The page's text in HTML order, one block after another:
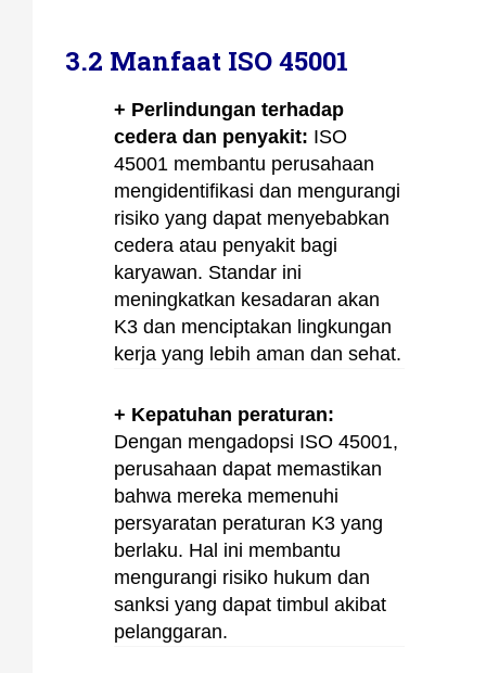
3.2 Manfaat ISO 45001
+ Perlindungan terhadap
cedera dan penyakit: ISO
45001 membantu perusahaan
mengidentifikasi dan mengurangi
risiko yang dapat menyebabkan
cedera atau penyakit bagi
karyawan. Standar ini
meningkatkan kesadaran akan
K3 dan menciptakan lingkungan
kerja yang lebih aman dan sehat.
+ Kepatuhan peraturan:
Dengan mengadopsi ISO 45001,
perusahaan dapat memastikan
bahwa mereka memenuhi
persyaratan peraturan K3 yang
berlaku. Hal ini membantu
mengurangi risiko hukum dan
sanksi yang dapat timbul akibat
pelanggaran.